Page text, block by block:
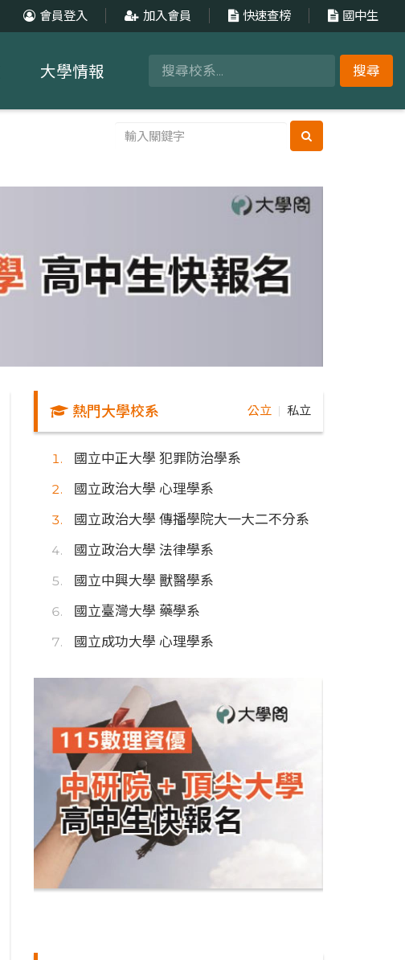
會員登入 加入會員 快速查榜 國中生
搜尋
大學情報
熱門大學校系 公立 私立
國立中正大學 犯罪防治學系
國立政治大學 心理學系
國立政治大學 傳播學院大一大二不分系
國立政治大學 法律學系
國立中興大學 獸醫學系
國立臺灣大學 藥學系
國立成功大學 心理學系